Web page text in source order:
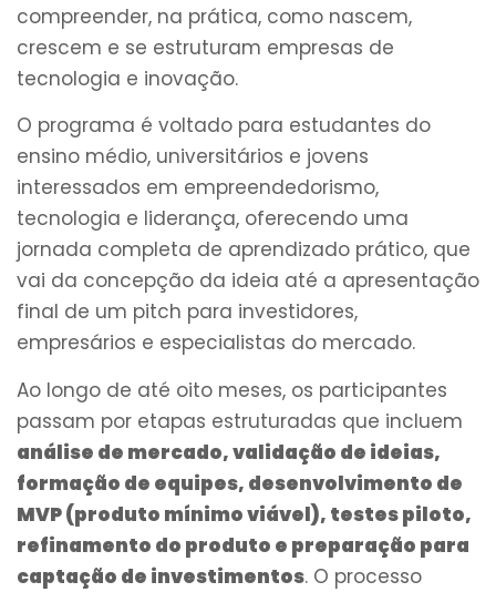
compreender, na prática, como nascem,
crescem e se estruturam empresas de
tecnologia e inovação.
O programa é voltado para estudantes do
ensino médio, universitários e jovens
interessados em empreendedorismo,
tecnologia e liderança, oferecendo uma
jornada completa de aprendizado prático, que
vai da concepção da ideia até a apresentação
final de um pitch para investidores,
empresários e especialistas do mercado.
Ao longo de até oito meses, os participantes
passam por etapas estruturadas que incluem
análise de mercado, validação de ideias,
formação de equipes, desenvolvimento de
MVP (produto mínimo viável), testes piloto,
refinamento do produto e preparação para
captação de investimentos. O processo